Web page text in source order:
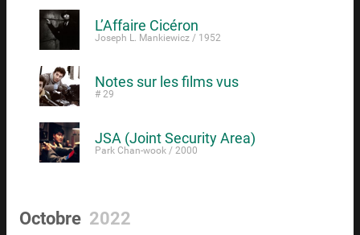
L’Affaire Cicéron
Joseph L. Mankiewicz / 1952
Notes sur les films vus
# 29
JSA (Joint Security Area)
Park Chan-wook / 2000
Octobre 2022